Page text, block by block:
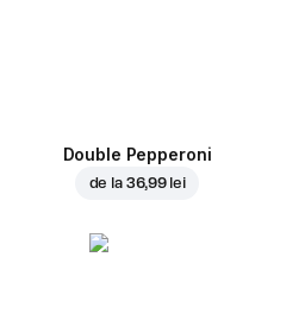
Double Pepperoni
de la 36,99 lei